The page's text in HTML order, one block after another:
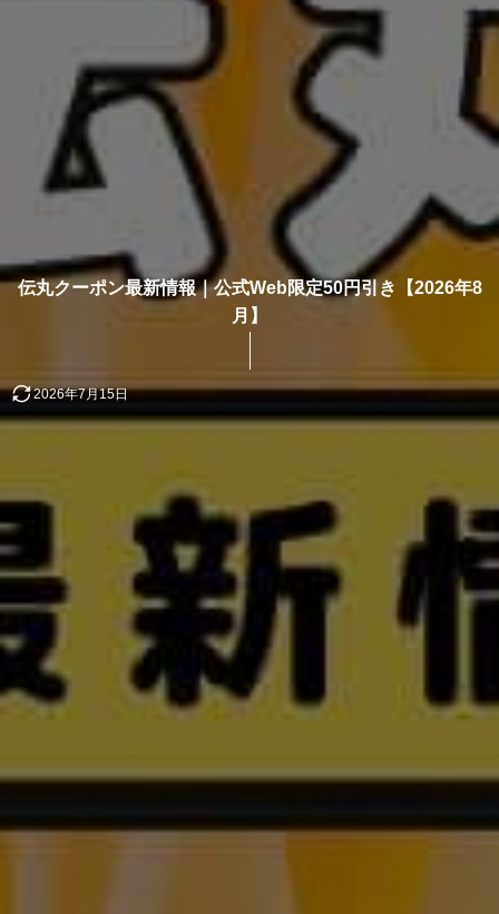
伝丸クーポン最新情報｜公式Web限定50円引き【2026年8
月】
2026年7月15日